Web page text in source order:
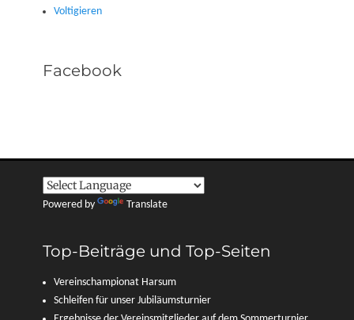
Voltigieren
Facebook
Powered by Translate
Top-Beiträge und Top-Seiten
Vereinschampionat Harsum
Schleifen für unser Jubiläumsturnier